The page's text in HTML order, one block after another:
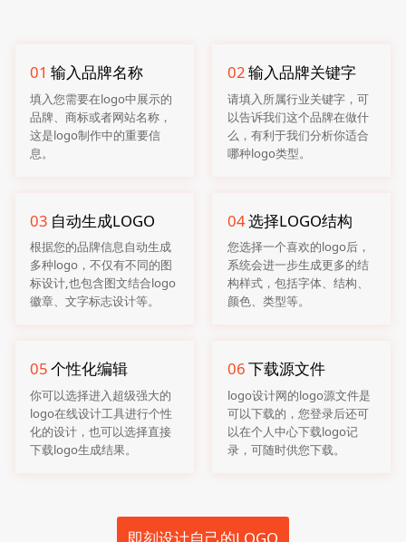
01 输入品牌名称
填入您需要在logo中展示的
品牌、商标或者网站名称，
这是logo制作中的重要信
息。
02输入品牌关键字
请填入所属行业关键字，可
以告诉我们这个品牌在做什
么，有利于我们分析你适合
哪种logo类型。
03 自动生成LOGO
根据您的品牌信息自动生成
多种logo，不仅有不同的图
标设计,也包含图文结合logo
徽章、文字标志设计等。
04选择LOGO结构
您选择一个喜欢的logo后，
系统会进一步生成更多的结
构样式，包括字体、结构、
颜色、类型等。
05个性化编辑
你可以选择进入超级强大的
logo在线设计工具进行个性
化的设计，也可以选择直接
下载logo生成结果。
06下载源文件
logo设计网的logo源文件是
可以下载的，您登录后还可
以在个人中心下载logo记
录，可随时供您下载。
即刻设计自己的LOGO